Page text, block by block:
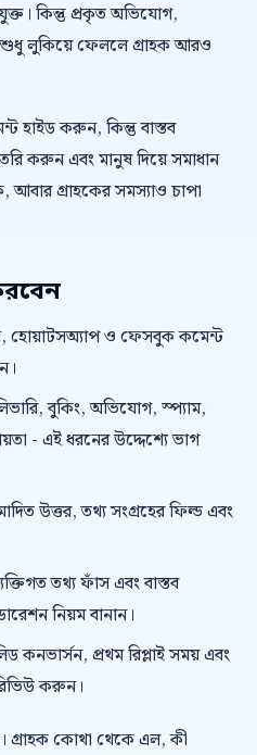
কিন্তু প্রকৃত অভিযোগ,
শুধু লুকিয়ে ফেললে গ্রাহক আরও
হাইড করুন, কিন্তু বাস্তব
করুন এবং মানুষ দিয়ে সমাধান
গ্রাহকের সমস্যাও চাপা
হোয়াটসঅ্যাপ ও ফেসবুক কমেন্ট
বুকিং, অভিযোগ, স্প্যাম,
- এই ধরনের উদ্দেশ্যে ভাগ
উত্তর, তথ্য সংগ্রহের ফিল্ড এবং
তথ্য ফাঁস এবং বাস্তব
নিয়ম বানান।
কনভার্সন, প্রথম রিপ্লাই সময় এবং
করুন।
গ্রাহক কোথা থেকে এল, কী